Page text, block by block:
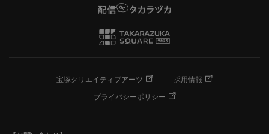
宝塚クリエイティブアーツ
採用情報
プライバシーポリシー